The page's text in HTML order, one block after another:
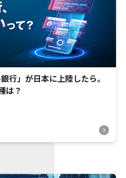
行」が日本に上陸したら。
は？